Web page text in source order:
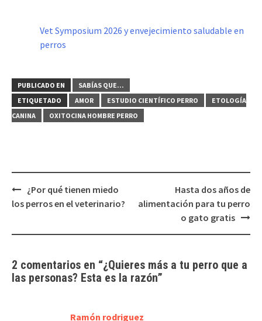
Vet Symposium 2026 y envejecimiento saludable en
perros
PUBLICADO EN
SABÍAS QUE...
ETIQUETADO
AMOR ESTUDIO CIENTÍFICO PERRO
ETOLOGÍA
CANINA
OXITOCINA HOMBRE PERRO
Navegación
de
¿Por qué tienen miedo
los perros en el veterinario?
Hasta dos años de
alimentación para tu perro
o gato gratis
2 comentarios en “¿Quieres más a tu perro que a
las personas? Esta es la razón”
Ramón rodriguez